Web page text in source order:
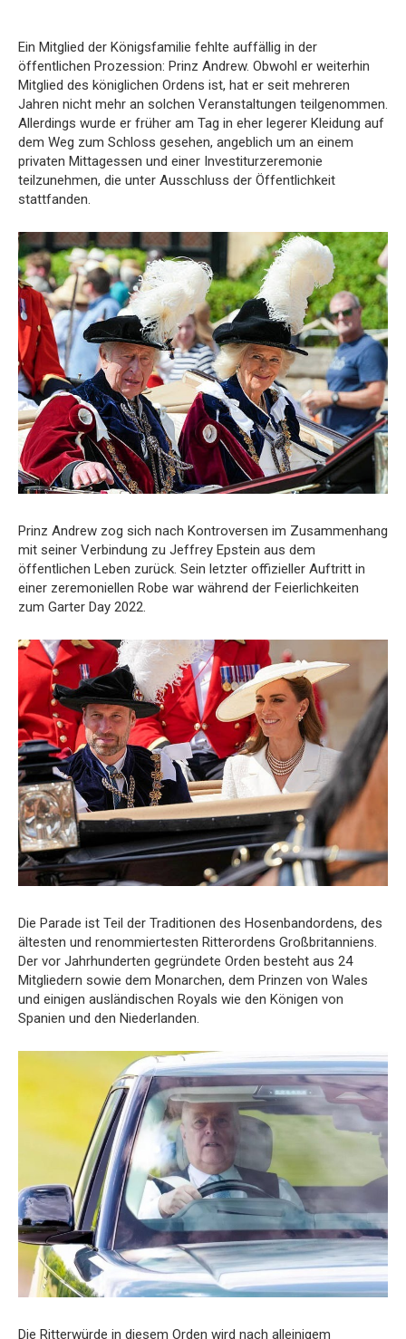
Ein Mitglied der Königsfamilie fehlte auffällig in der
öffentlichen Prozession: Prinz Andrew. Obwohl er weiterhin
Mitglied des königlichen Ordens ist, hat er seit mehreren
Jahren nicht mehr an solchen Veranstaltungen teilgenommen.
Allerdings wurde er früher am Tag in eher legerer Kleidung auf
dem Weg zum Schloss gesehen, angeblich um an einem
privaten Mittagessen und einer Investiturzeremonie
teilzunehmen, die unter Ausschluss der Öffentlichkeit
stattfanden.
Prinz Andrew zog sich nach Kontroversen im Zusammenhang
mit seiner Verbindung zu Jeffrey Epstein aus dem
öffentlichen Leben zurück. Sein letzter offizieller Auftritt in
einer zeremoniellen Robe war während der Feierlichkeiten
zum Garter Day 2022.
Die Parade ist Teil der Traditionen des Hosenbandordens, des
ältesten und renommiertesten Ritterordens Großbritanniens.
Der vor Jahrhunderten gegründete Orden besteht aus 24
Mitgliedern sowie dem Monarchen, dem Prinzen von Wales
und einigen ausländischen Royals wie den Königen von
Spanien und den Niederlanden.
Die Ritterwürde in diesem Orden wird nach alleinigem